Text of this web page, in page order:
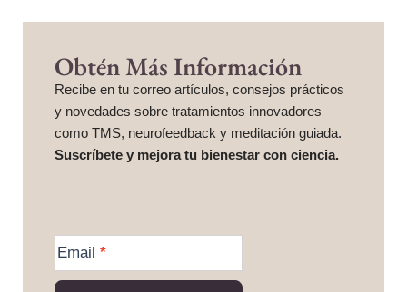
Obtén Más Información
Recibe en tu correo artículos, consejos prácticos
y novedades sobre tratamientos innovadores
como TMS, neurofeedback y meditación guiada.
Suscríbete y mejora tu bienestar con ciencia.
Information
Email *